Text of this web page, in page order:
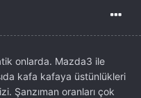
onlarda. Mazda3 ile
kafa kafaya üstünlükleri
Şanzıman oranları çok